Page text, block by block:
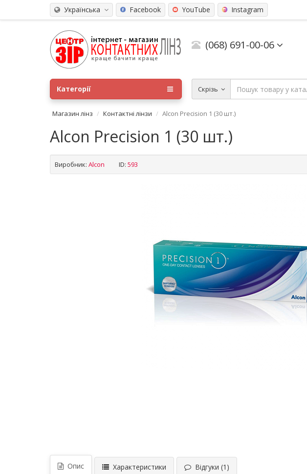
Українська Facebook YouTube Instagram
(068) 691-00-06
Скрізь
Категорії
Магазин лінз Контактні лінзи Alcon Precision 1 (30 шт.)
Alcon Precision 1 (30 шт.)
Виробник: Alсon ID: 593
Опис Характеристики Відгуки (1)